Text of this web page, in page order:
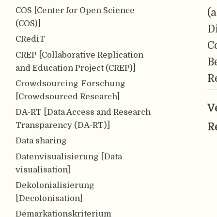
COS [Center for Open Science
(COS)]
CRediT
CREP [Collaborative Replication
and Education Project (CREP)]
Crowdsourcing-Forschung
[Crowdsourced Research]
DA-RT [Data Access and Research
Transparency (DA-RT)]
Data sharing
Datenvisualisierung [Data
visualisation]
Dekolonialisierung
[Decolonisation]
Demarkationskriterium